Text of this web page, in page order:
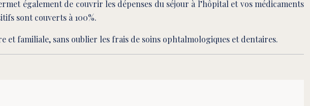
également de couvrir les dépenses du séjour à l’hôpital et vos médicaments
sont couverts à 100%.
et familiale, sans oublier les frais de soins ophtalmologiques et dentaires.